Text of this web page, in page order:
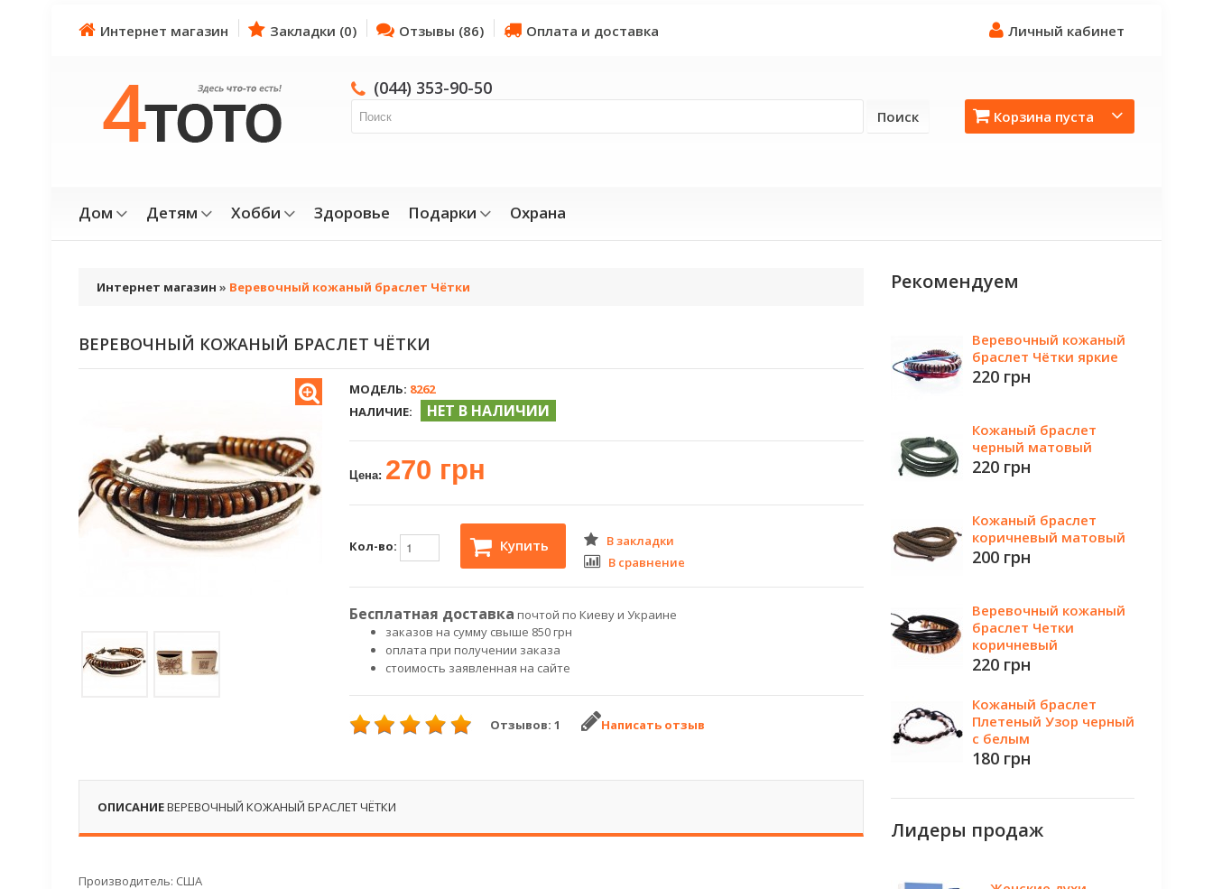
Интернет магазин Закладки (0) Отзывы (86) Оплата и доставка Личный кабинет
Корзина пуста
(044) 353-90-50
Поиск
Дом Детям Хобби Здоровье Подарки Охрана
Интернет магазин » Веревочный кожаный браслет Чётки
ВЕРЕВОЧНЫЙ КОЖАНЫЙ БРАСЛЕТ ЧЁТКИ
МОДЕЛЬ: 8262
НАЛИЧИЕ:
НЕТ В НАЛИЧИИ
Цена: 270 грн
Кол-во: Купить
В закладки
В сравнение
Бесплатная доставка почтой по Киеву и Украине
заказов на сумму свыше 850 грн
оплата при получении заказа
стоимость заявленная на сайте
Отзывов: 1 Написать отзыв
ОПИСАНИЕВЕРЕВОЧНЫЙ КОЖАНЫЙ БРАСЛЕТ ЧЁТКИ
Производитель: США
Рекомендуем
Веревочный кожаный
браслет Чётки яркие
220 грн
Кожаный браслет
черный матовый
220 грн
Кожаный браслет
коричневый матовый
200 грн
Веревочный кожаный
браслет Четки
коричневый
220 грн
Кожаный браслет
Плетеный Узор черный
с белым
180 грн
Лидеры продаж